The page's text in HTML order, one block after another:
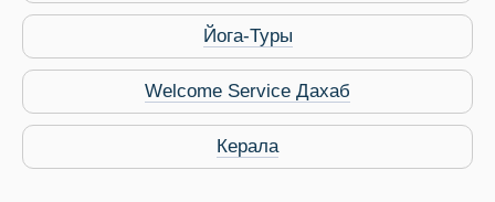
Йога-Туры
Welcome Service Дахаб
Керала